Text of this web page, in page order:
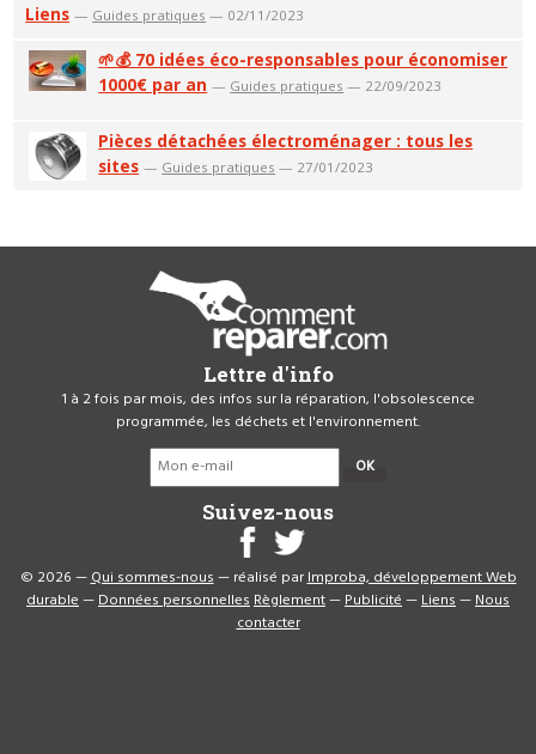
Liens — Guides pratiques — 02/11/2023
🌱💰 70 idées éco-responsables pour économiser
1000€ par an — Guides pratiques — 22/09/2023
Pièces détachées électroménager : tous les
sites — Guides pratiques — 27/01/2023
Lettre d'info
1 à 2 fois par mois, des infos sur la réparation, l'obsolescence
programmée, les déchets et l'environnement.
OK
Suivez-nous
© 2026 —Qui sommes-nous— réalisé parImproba, développement Web
durable—Données personnellesRèglement—Publicité—Liens—Nous
contacter